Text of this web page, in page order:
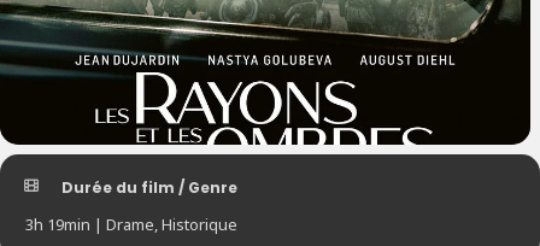
Durée du film / Genre
3h 19min | Drame, Historique